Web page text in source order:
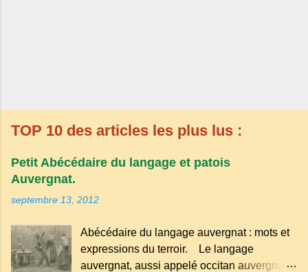
TOP 10 des articles les plus lus :
Petit Abécédaire du langage et patois
Auvergnat.
septembre 13, 2012
Abécédaire du langage auvergnat : mots et
expressions du terroir. Le langage
auvergnat, aussi appelé occitan auvergnat ,